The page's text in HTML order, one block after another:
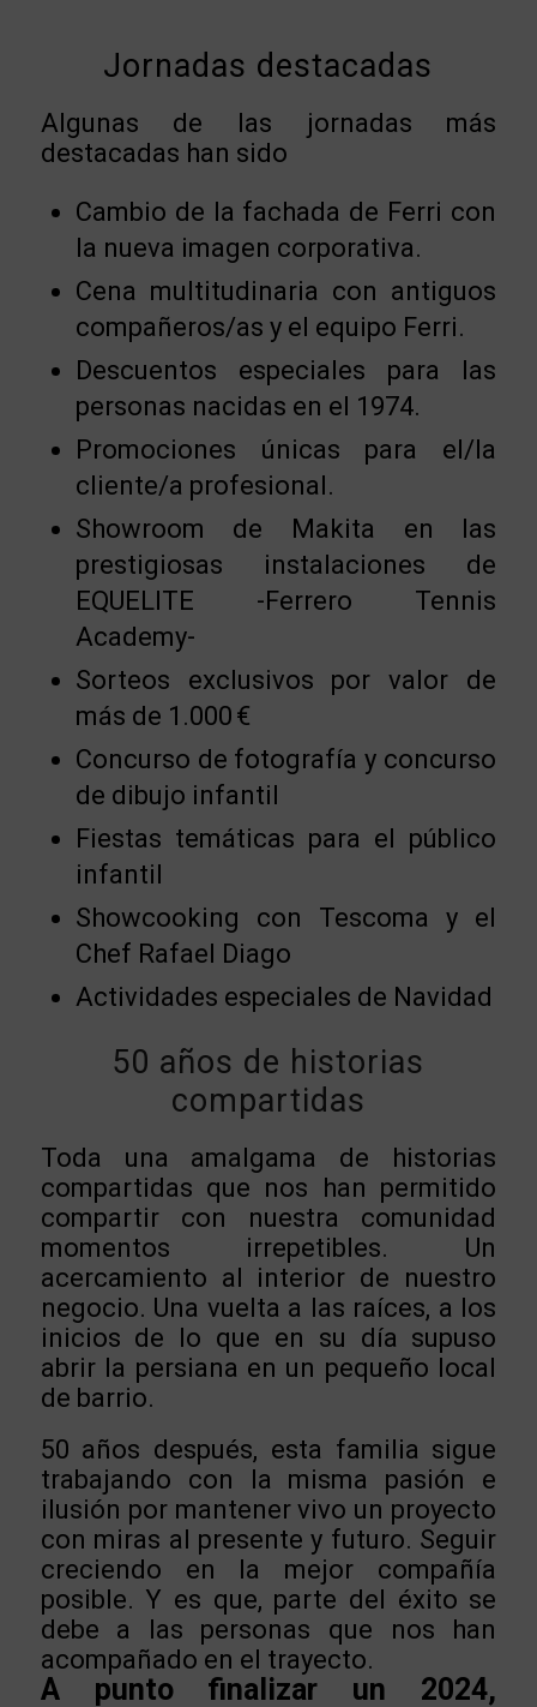
Jornadas destacadas
Algunas de las jornadas más
destacadas han sido
Cambio de la fachada de Ferri con
la nueva imagen corporativa.
Cena multitudinaria con antiguos
compañeros/as y el equipo Ferri.
Descuentos especiales para las
personas nacidas en el 1974.
Promociones únicas para el/la
cliente/a profesional.
Showroom de Makita en las
prestigiosas instalaciones de
EQUELITE -Ferrero Tennis
Academy-
Sorteos exclusivos por valor de
más de 1.000 €
Concurso de fotografía y concurso
de dibujo infantil
Fiestas temáticas para el público
infantil
Showcooking con Tescoma y el
Chef Rafael Diago
Actividades especiales de Navidad
50 años de historias
compartidas
Toda una amalgama de historias
compartidas que nos han permitido
compartir con nuestra comunidad
momentos irrepetibles. Un
acercamiento al interior de nuestro
negocio. Una vuelta a las raíces, a los
inicios de lo que en su día supuso
abrir la persiana en un pequeño local
de barrio.
50 años después, esta familia sigue
trabajando con la misma pasión e
ilusión por mantener vivo un proyecto
con miras al presente y futuro. Seguir
creciendo en la mejor compañía
posible. Y es que, parte del éxito se
debe a las personas que nos han
acompañado en el trayecto.
A punto finalizar un 2024,